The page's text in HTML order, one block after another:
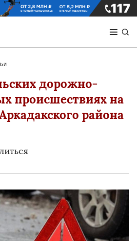
дорожно-
происшествиях на
района